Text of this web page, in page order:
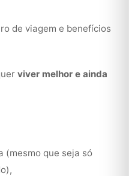
de viagem e benefícios
viver melhor e ainda
(mesmo que seja só